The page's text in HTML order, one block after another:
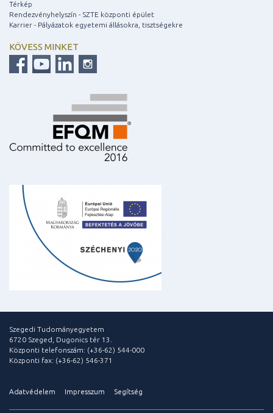
Térkép
Rendezvényhelyszín - SZTE központi épület
Karrier - Pályázatok egyetemi állásokra, tisztségekre
KÖVESS MINKET
Szegedi Tudományegyetem
6720 Szeged, Dugonics tér 13.
Központi telefonszám: (+36-62) 544-000
Központi fax: (+36-62) 546-371
Adatvédelem Impresszum Segítség